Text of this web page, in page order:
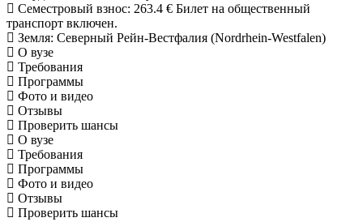
Семестровый взнос: 263.4 € Билет на общественный
транспорт включен.
Земля: Северный Рейн-Вестфалия (Nordrhein-Westfalen)
О вузе
Требования
Программы
Фото и видео
Отзывы
Проверить шансы
О вузе
Требования
Программы
Фото и видео
Отзывы
Проверить шансы